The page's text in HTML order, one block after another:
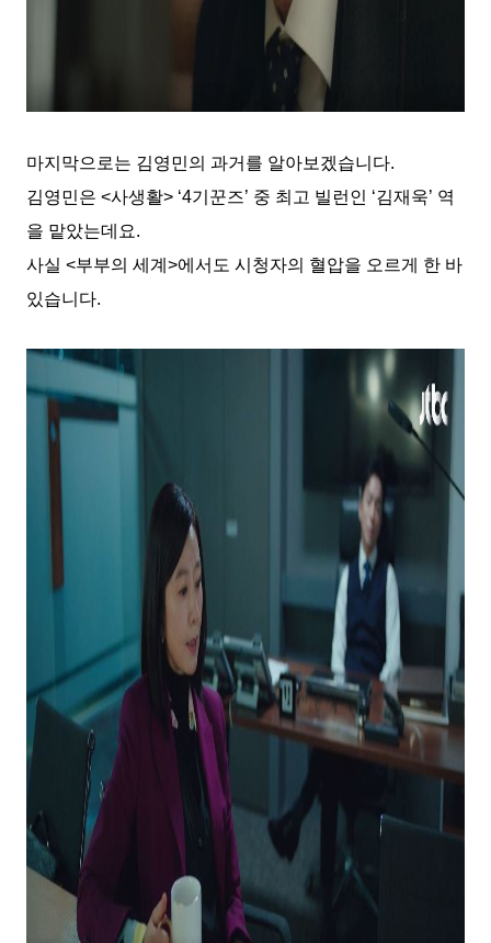
마지막으로는 김영민의 과거를 알아보겠습니다.
김영민은 <사생활> ‘4기꾼즈’ 중 최고 빌런인 ‘김재욱’ 역
을 맡았는데요.
사실 <부부의 세계 >에서도 시청자의 혈압을 오르게 한 바
있습니다.